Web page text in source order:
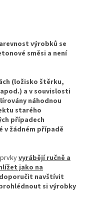
výrobků se
směsi a není
(ložisko štěrku,
a v souvislosti
náhodnou
starého
případech
v žádném případě
vyrábějí ručně a
jako na
navštívit
si výrobky